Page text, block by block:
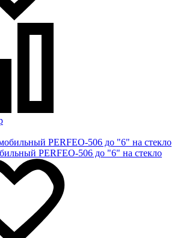
PERFEO-506 до "6" на стекло